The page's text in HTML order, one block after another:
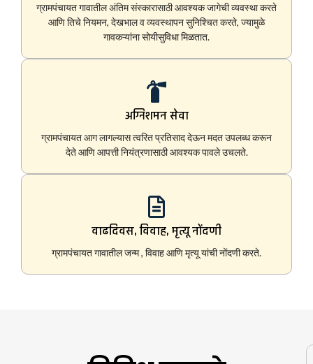
ग्रामपंचायत गावातील अंतिम संस्कारासाठी आवश्यक जागेची व्यवस्था करते
आणि तिचे नियमन, देखभाल व व्यवस्थापन सुनिश्चित करते, ज्यामुळे
गावकऱ्यांना सोयीसुविधा मिळतात.
अग्निशमन सेवा
ग्रामपंचायत आग लागल्यास त्वरित प्रतिसाद देऊन मदत उपलब्ध करून
देते आणि आपत्ती नियंत्रणासाठी आवश्यक पावले उचलते.
वाढदिवस, विवाह, मृत्यू नोंदणी
ग्रामपंचायत गावातील जन्म , विवाह आणि मृत्यू यांची नोंदणी करते.